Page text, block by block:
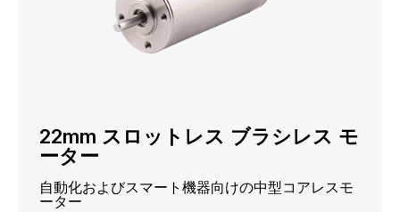
22mm スロットレス ブラシレス モ
ーター
自動化およびスマート機器向けの中型コアレスモ
ーター